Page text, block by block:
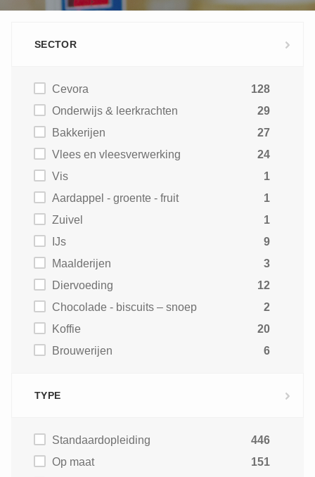
SECTOR
Cevora
128
Onderwijs & leerkrachten
29
Bakkerijen
27
Vlees en vleesverwerking
24
Vis
1
Aardappel - groente - fruit
1
Zuivel
1
IJs
9
Maalderijen
3
Diervoeding
12
Chocolade - biscuits – snoep
2
Koffie
20
Brouwerijen
6
TYPE
Standaardopleiding
446
Op maat
151